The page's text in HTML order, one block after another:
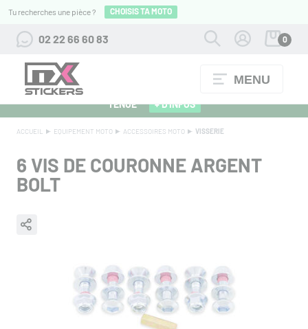
Tu recherches une pièce ? CHOISIS TA MOTO
02 22 66 60 83 0
MENU
ALPINESTARS 27 : FLOCAGE OFFERT POUR L'ACHAT D'UNE
TENUE
+ D'INFOS
ACCUEIL EQUIPEMENT MOTO ACCESSOIRES MOTO VISSERIE
6 VIS DE COURONNE ARGENT
BOLT